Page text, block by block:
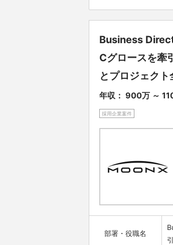
Business
Cグロースを牽
とプロジェク
年収： 900万 ～
採用企業案件
部署・役職名